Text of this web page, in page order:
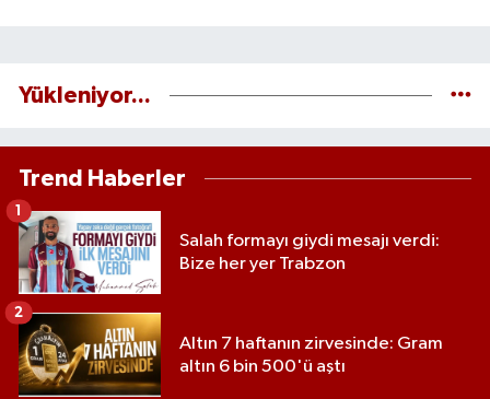
Yükleniyor...
Trend Haberler
Salah formayı giydi mesajı verdi:
Bize her yer Trabzon
1
Altın 7 haftanın zirvesinde: Gram
altın 6 bin 500'ü aştı
2